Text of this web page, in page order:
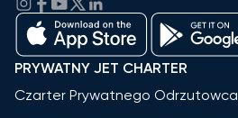
PRYWATNY JET CHARTER
Czarter Prywatnego Odrzutowca